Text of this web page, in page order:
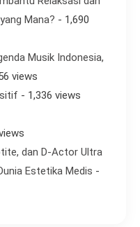
Mana? - 1,690
Musik Indonesia,
views
- 1,336 views
dan D-Actor Ultra
Estetika Medis -